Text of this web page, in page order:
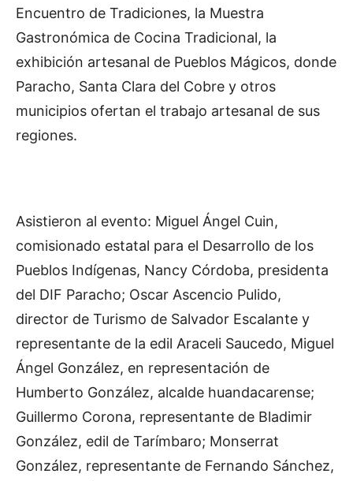
Encuentro de Tradiciones, la Muestra
Gastronómica de Cocina Tradicional, la
exhibición artesanal de Pueblos Mágicos, donde
Paracho, Santa Clara del Cobre y otros
municipios ofertan el trabajo artesanal de sus
regiones.
Asistieron al evento: Miguel Ángel Cuin,
comisionado estatal para el Desarrollo de los
Pueblos Indígenas, Nancy Córdoba, presidenta
del DIF Paracho; Oscar Ascencio Pulido,
director de Turismo de Salvador Escalante y
representante de la edil Araceli Saucedo, Miguel
Ángel González, en representación de
Humberto González, alcalde huandacarense;
Guillermo Corona, representante de Bladimir
González, edil de Tarímbaro; Monserrat
González, representante de Fernando Sánchez,